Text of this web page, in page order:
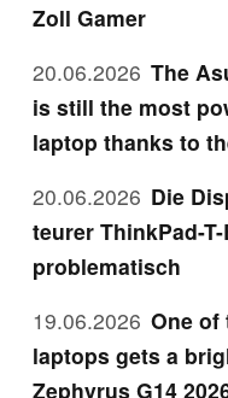
Zoll Gamer
20.06.2026 The
is still the most
laptop thanks to
20.06.2026 Die
teurer ThinkPad-
problematisch
19.06.2026 One of
laptops gets a
Zephyrus G14